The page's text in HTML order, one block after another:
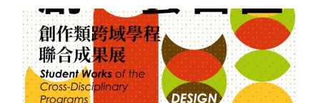
匯」
人
社
院
創
作